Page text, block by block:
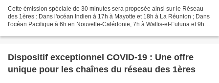
Cette émission spéciale de 30 minutes sera proposée ainsi sur le Réseau
des 1ères : Dans l'océan Indien à 17h à Mayotte et 18h à La Réunion ; Dans
l'océan Pacifique à 6h en Nouvelle-Calédonie, 7h à Wallis-et-Futuna et 9h
Dispositif exceptionnel COVID-19 : Une offre
unique pour les chaînes du réseau des 1ères